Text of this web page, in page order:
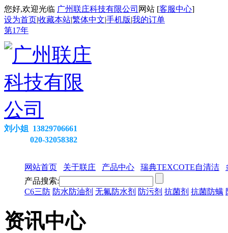
您好,欢迎光临 广州联庄科技有限公司 网站 [客服中心]
设为首页|收藏本站|繁体中文|手机版|我的订单
第17年
刘小姐 13829706661
020-32058382
网站首页 关于联庄 产品中心 瑞典TEXCOTE自清洁
产品搜索:
C6三防 防水防油剂 无氟防水剂 防污剂 抗菌剂 抗菌防螨
资讯中心